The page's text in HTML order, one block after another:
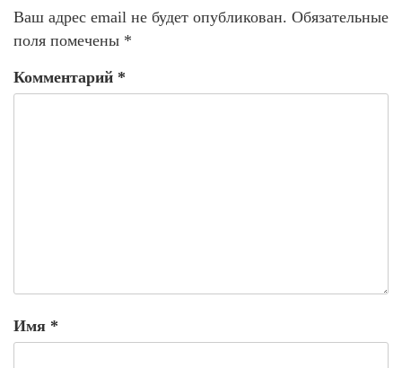
Ваш адрес email не будет опубликован. Обязательные
поля помечены *
Комментарий *
Имя *